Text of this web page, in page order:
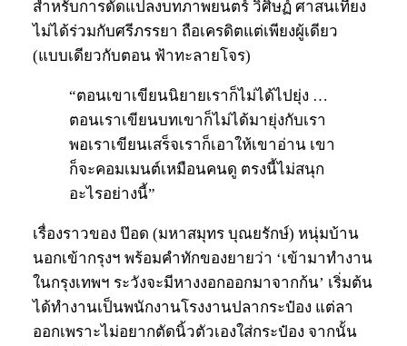
สำหรับการดัดแปลงบทภาพยนตร์ วิศิษฏ์ ศาสนเที่ยง
ไม่ได้ร่วมกับศรีภรรยา ถือเครดิตแต่เพียงผู้เดียว
(แบบเดียวกับตอน ฟ้าทะลายโจร)
“ตอนเขาเขียนนิยายเราก็ไม่ได้ไปยุ่ง …
ตอนเราเขียนบทเขาก็ไม่ได้มายุ่งกับเรา
พอเราเขียนเสร็จเราก็เอาให้เขาอ่าน เขา
ก็จะคอมเมนต์เหมือนคนดู ตรงนี้ไม่สนุก
อะไรอย่างนี้”
เรื่องราวของ ป๊อด (มหาสมุทร บุณยรักษ์) หนุ่มบ้าน
นอกเข้ากรุงฯ พร้อมคำทักของยายว่า ‘เข้ามาทำงาน
ในกรุงเทพฯ ระวังจะมีหางงอกออกมาจากก้น’ เริ่มต้น
ได้ทำงานเป็นพนักงานโรงงานปลากระป๋อง แต่ลา
ออกเพราะไม่อยากตัดนิ้วตัวเองใส่กระป๋อง จากนั้น